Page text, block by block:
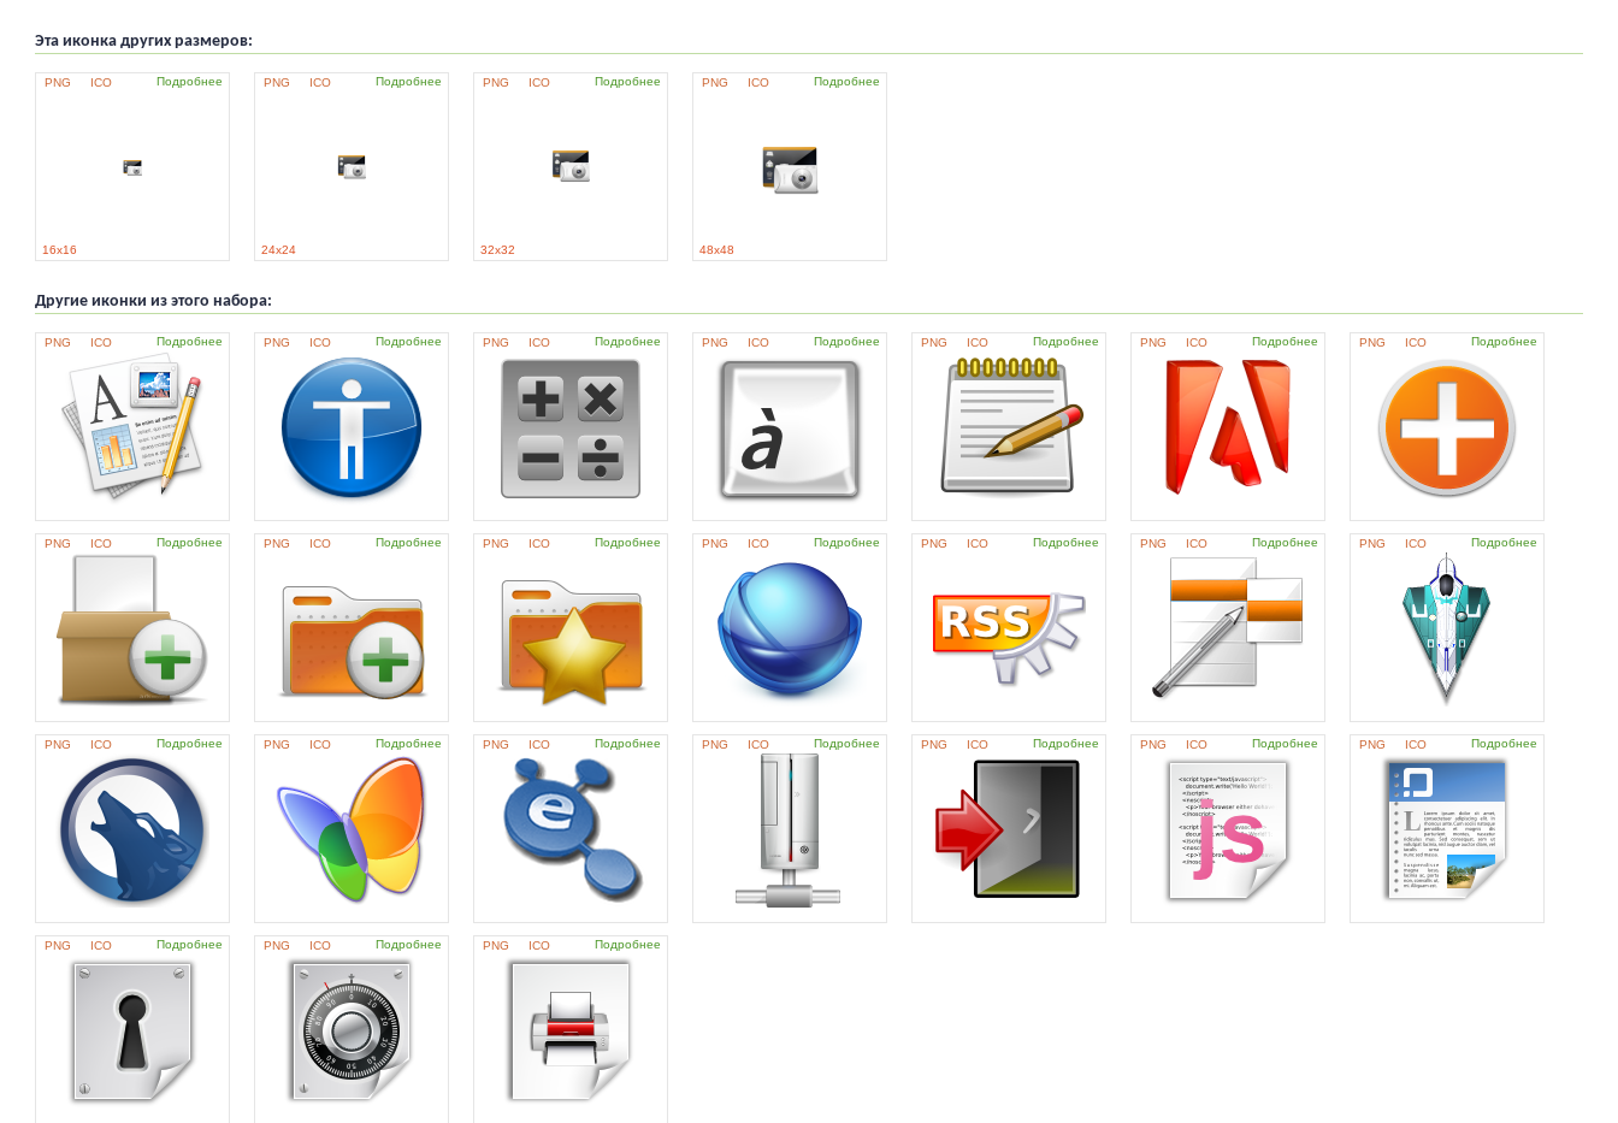
Эта иконка других размеров:
PNG ICO Подробнее
16x16
PNG ICO Подробнее
24x24
PNG ICO Подробнее
32x32
PNG ICO Подробнее
48x48
Другие иконки из этого набора:
PNG ICO Подробнее PNG ICO Подробнее PNG ICO Подробнее PNG ICO Подробнее PNG ICO Подробнее PNG ICO Подробнее PNG ICO Подробнее
PNG ICO Подробнее PNG ICO Подробнее PNG ICO Подробнее PNG ICO Подробнее PNG ICO Подробнее PNG ICO Подробнее PNG ICO Подробнее
PNG ICO Подробнее PNG ICO Подробнее PNG ICO Подробнее PNG ICO Подробнее PNG ICO Подробнее PNG ICO Подробнее PNG ICO Подробнее
PNG ICO Подробнее PNG ICO Подробнее PNG ICO Подробнее